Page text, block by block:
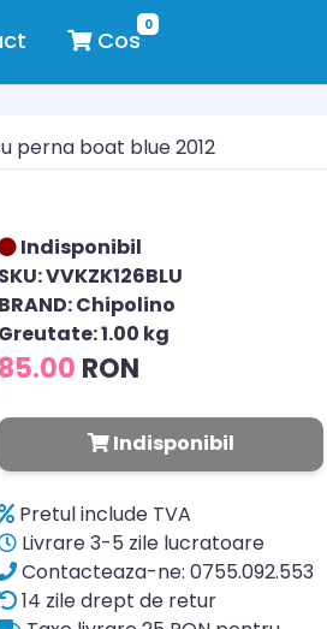
0
Cos
perna boat blue 2012
Indisponibil
SKU: VVKZK126BLU
BRAND: Chipolino
Greutate: 1.00 kg
85.00 RON
Indisponibil
Pretul include TVA
Livrare 3-5 zile lucratoare
Contacteaza-ne: 0755.092.553
14 zile drept de retur